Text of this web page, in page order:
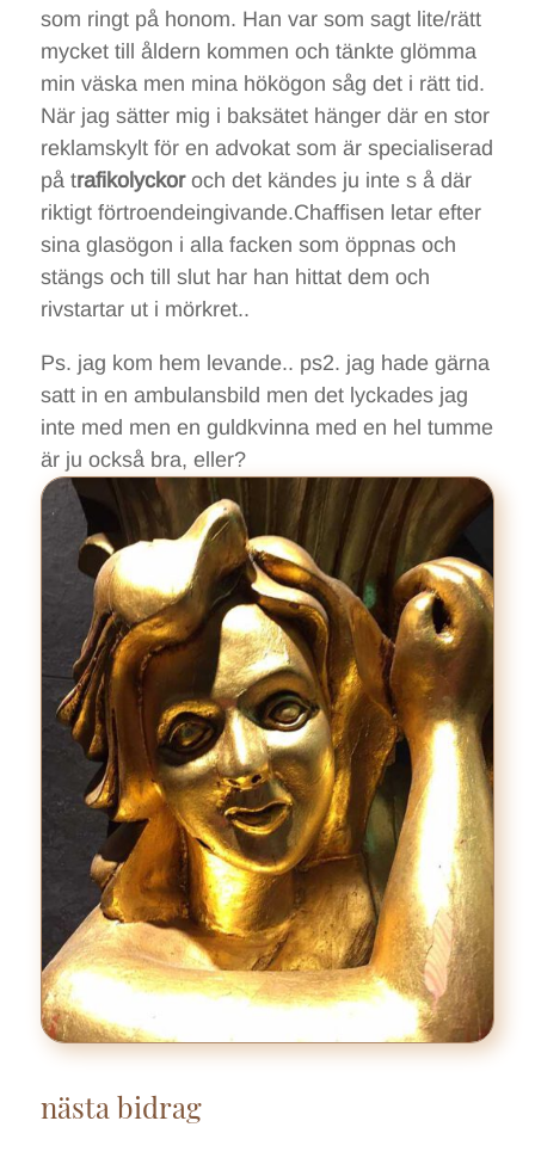
som ringt på honom. Han var som sagt lite/rätt
mycket till åldern kommen och tänkte glömma
min väska men mina hökögon såg det i rätt tid.
När jag sätter mig i baksätet hänger där en stor
reklamskylt för en advokat som är specialiserad
på trafikolyckoroch det kändes ju inte s å där
riktigt förtroendeingivande.Chaffisen letar efter
sina glasögon i alla facken som öppnas och
stängs och till slut har han hittat dem och
rivstartar ut i mörkret..
Ps. jag kom hem levande.. ps2. jag hade gärna
satt in en ambulansbild men det lyckades jag
inte med men en guldkvinna med en hel tumme
är ju också bra, eller?
nästa bidrag